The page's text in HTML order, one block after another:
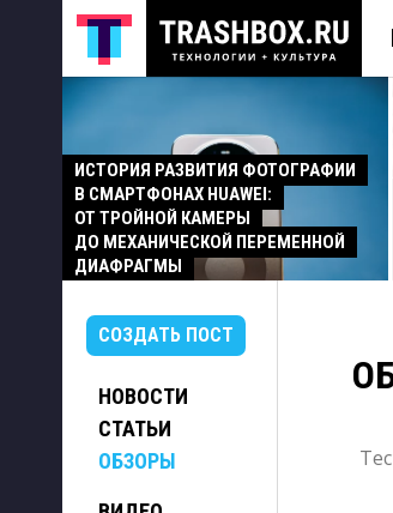
ИСТОРИЯ РАЗВИТИЯ ФОТОГРАФИИ
В СМАРТФОНАХ HUAWEI:
ОТ ТРОЙНОЙ КАМЕРЫ
ДО МЕХАНИЧЕСКОЙ ПЕРЕМЕННОЙ
ДИАФРАГМЫ
СОЗДАТЬ ПОСТ
НОВОСТИ
СТАТЬИ
ОБЗОРЫ